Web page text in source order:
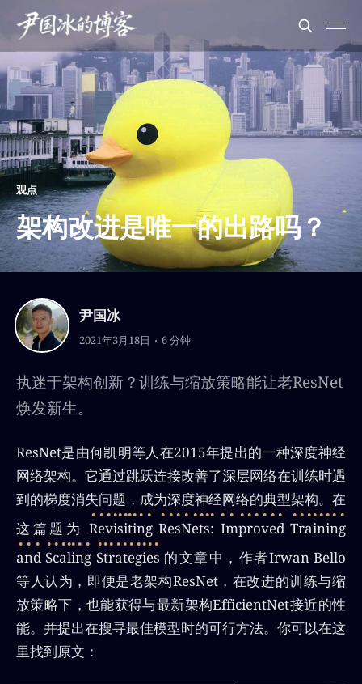
观点
架构改进是唯一的出路吗？
尹国冰
2021年3月18日 6 分钟
执迷于架构创新？训练与缩放策略能让老ResNet
焕发新生。
ResNet是由何凯明等人在2015年提出的一种深度神经
网络架构。它通过跳跃连接改善了深层网络在训练时遇
到的梯度消失问题，成为深度神经网络的典型架构。在
这篇题为 Revisiting ResNets: Improved Training
and Scaling Strategies 的文章中，作者Irwan Bello
等人认为，即便是老架构ResNet，在改进的训练与缩
放策略下，也能获得与最新架构EfficientNet接近的性
能。并提出在搜寻最佳模型时的可行方法。你可以在这
里找到原文：